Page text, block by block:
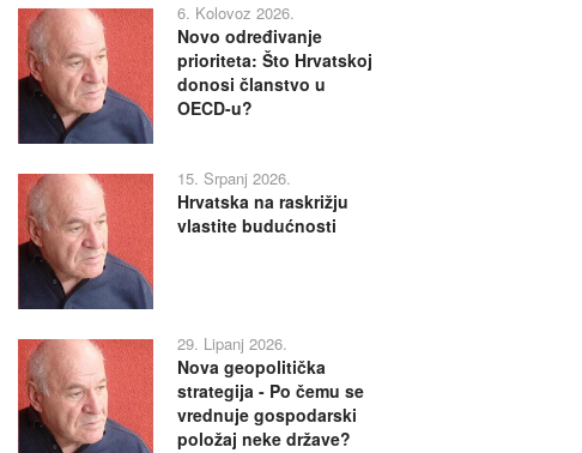
6. Kolovoz 2026.
Novo određivanje
prioriteta: Što Hrvatskoj
donosi članstvo u
OECD-u?
15. Srpanj 2026.
Hrvatska na raskrižju
vlastite budućnosti
29. Lipanj 2026.
Nova geopolitička
strategija - Po čemu se
vrednuje gospodarski
položaj neke države?